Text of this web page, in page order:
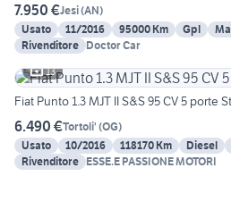
7.950 €Jesi(AN)
Usato
11/2016 95000 Km Gpl
Rivenditore Doctor Car
13
Fiat Punto 1.3 MJT II S&S 95 CV 5 porte
6.490 €Tortoli' (OG)
Usato
10/2016 118170 Km Diesel
Rivenditore ESSE.E PASSIONE MOTORI